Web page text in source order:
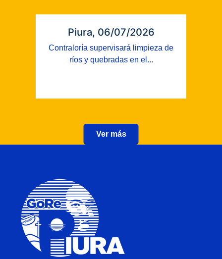
Piura, 06/07/2026
Contraloría supervisará limpieza de
ríos y quebradas en el...
Ver más